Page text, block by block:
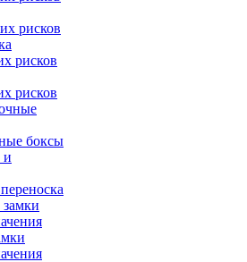
рисков
рисков
боксы